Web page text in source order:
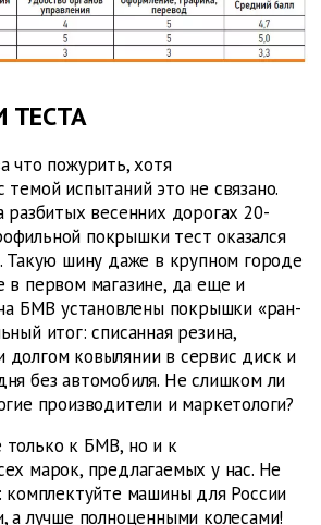
ТЕСТА
что пожурить, хотя
темой испытаний это не связано.
разбитых весенних дорогах 20-
покрышки тест оказался
Такую шину даже в крупном городе
в первом магазине, да еще и
БМВ установлены покрышки «ран-
итог: списанная резина,
ковылянии в сервис диск и
без автомобиля. Не слишком ли
производители и маркетологи?
к БМВ, но и к
марок, предлагаемых у нас. Не
комплектуйте машины для России
а лучше полноценными колесами!